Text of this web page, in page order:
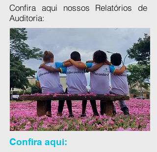
Confira aqui nossos Relatórios de
Auditoria:
Confira aqui: